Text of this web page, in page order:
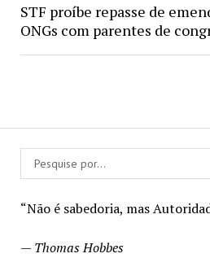
“Não é sabedoria, mas
— Thomas Hobbes
STF proíbe repasse de
ONGs com parentes de